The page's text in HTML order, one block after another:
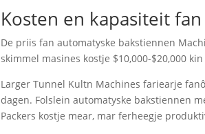
Kosten en kapasiteit fan
De priis fan automatyske bakstiennen
skimmel masines kostje $10,000-$20,000
Larger Tunnel Kultn Machines fariearje
dagen. Folslein automatyske bakstiennen
Packers kostje mear, mar ferheegje